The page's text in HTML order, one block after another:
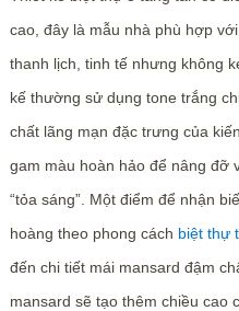
cao, đây là mẫu nhà phù hợp
thanh lịch, tinh tế nhưng không
kế thường sử dụng tone trắng
chất lãng mạn đặc trưng của
gam màu hoàn hảo để nâng đỡ
“tỏa sáng”. Một điểm để nhận
hoàng theo phong cách biệt thự
đến chi tiết mái mansard đậm
mansard sẽ tạo thêm chiều cao